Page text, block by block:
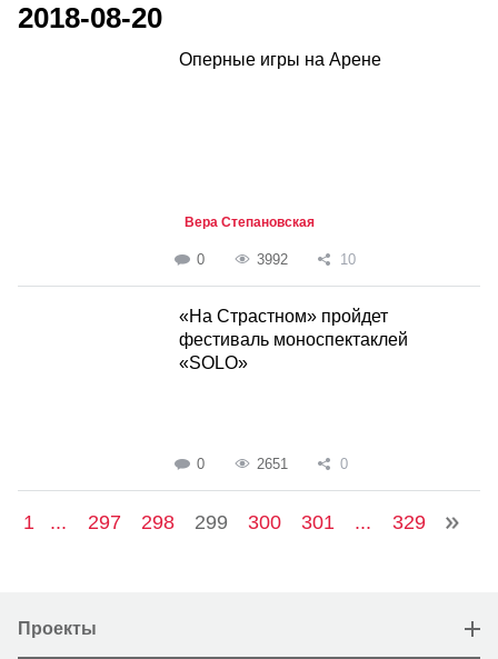
2018-08-20
Оперные игры на Арене
Вера Степановская
0 3992 10
«На Страстном» пройдет
фестиваль моноспектаклей
«SOLO»
0 2651 0
1 ... 297 298 299 300 301 ... 329
Проекты